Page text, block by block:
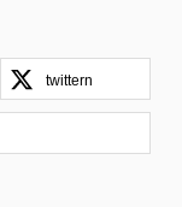
twittern